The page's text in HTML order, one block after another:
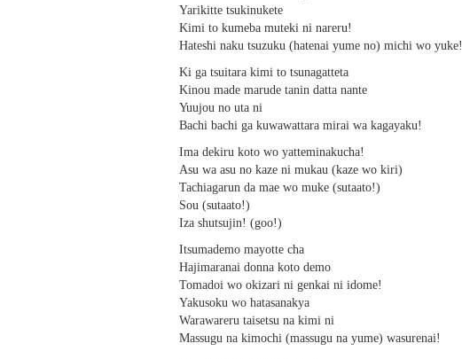
Yarikitte tsukinukete
Kimi to kumeba muteki ni nareru!
Hateshi naku tsuzuku (hatenai yume no) michi wo yuke!
Ki ga tsuitara kimi to tsunagatteta
Kinou made marude tanin datta nante
Yuujou no uta ni
Bachi bachi ga kuwawattara mirai wa kagayaku!
Ima dekiru koto wo yatteminakucha!
Asu wa asu no kaze ni mukau (kaze wo kiri)
Tachiagarun da mae wo muke (sutaato!)
Sou (sutaato!)
Iza shutsujin! (goo!)
Itsumademo mayotte cha
Hajimaranai donna koto demo
Tomadoi wo okizari ni genkai ni idome!
Yakusoku wo hatasanakya
Warawareru taisetsu na kimi ni
Massugu na kimochi (massugu na yume) wasurenai!